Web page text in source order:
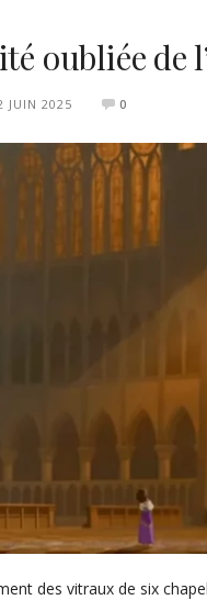
oubliée de
JUIN 2025 0
des vitraux de six